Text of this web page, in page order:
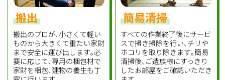
搬出
搬出のプロが､小さくて軽い
ものから大きくて重たい家財
まで安全に運び出します｡必
要に応じて､専用の梱包材で
家財を梱包､建物の養生も丁
簡易清掃
すべての作業終了後にサービ
スで掃き掃除を行い､チリや
ホコリを取り除きます｡簡易
清掃後､ご遺族様にすっきり
したお部屋をご確認いただき